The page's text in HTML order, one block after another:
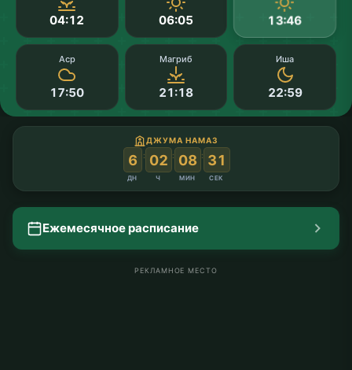
04:12 06:05 13:46
Аср
17:50
Магриб
21:18
Иша
22:59
ДЖУМА НАМАЗ
6
ДН
: 02
Ч
: 08
МИН
: 30
СЕК
Ежемесячное расписание
РЕКЛАМНОЕ МЕСТО